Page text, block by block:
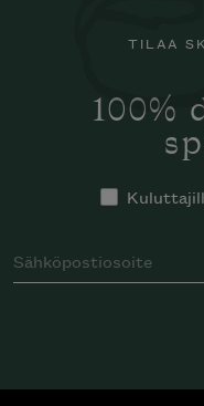
TILAA
100%